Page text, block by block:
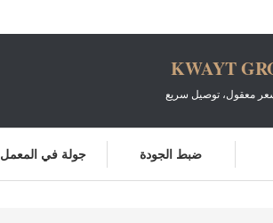
KWAYT
معقول، توصيل سريع
جولة في المعمل ضبط الجودة